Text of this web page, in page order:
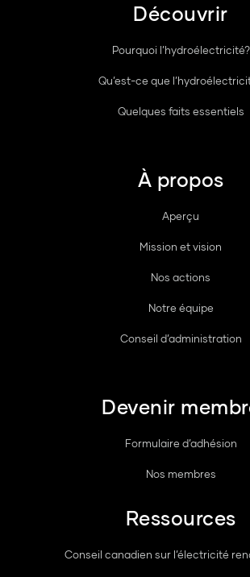
Découvrir
Pourquoi l’hydroélectricité?
Qu’est-ce que
Quelques faits essentiels
À propos
Aperçu
Mission et vision
Nos actions
Notre équipe
Conseil d’administration
Devenir
Formulaire d’adhésion
Nos membres
Ressources
Conseil canadien sur l’électricité